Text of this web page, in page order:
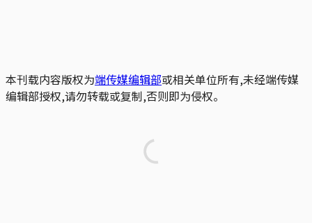
本刊载内容版权为端传媒编辑部或相关单位所有,未经端传媒
编辑部授权,请勿转载或复制,否则即为侵权。